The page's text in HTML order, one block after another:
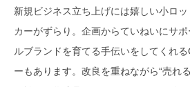
新規ビジネス立ち上げには嬉しい小ロ
カーがずらり。企画からていねいにサ
ルブランドを育てる手伝いをしてくれ
ーもあります。改良を重ねながら“売れ